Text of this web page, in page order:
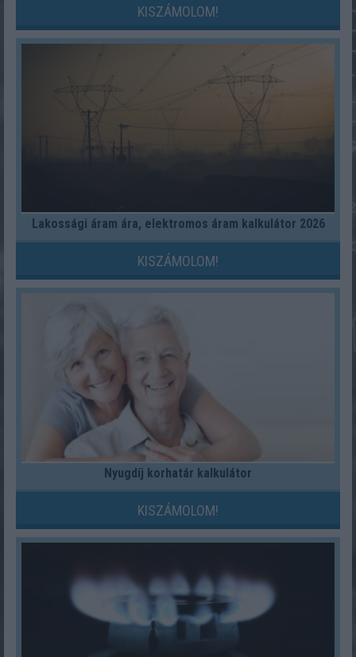
KISZÁMOLOM!
Lakossági áram ára, elektromos áram kalkulátor 2026
KISZÁMOLOM!
Nyugdíj korhatár kalkulátor
KISZÁMOLOM!